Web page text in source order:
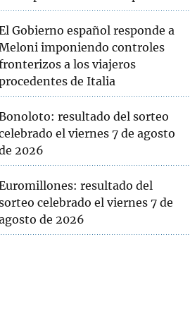
Gobierno español responde a
imponiendo controles
a los viajeros
de Italia
resultado del sorteo
el viernes 7 de agosto
2026
resultado del
celebrado el viernes 7 de
de 2026